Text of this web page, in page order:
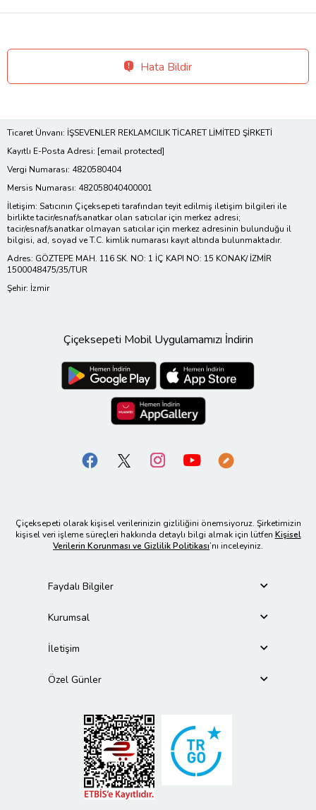
Hata Bildir
Ticaret Ünvanı: İŞSEVENLER REKLAMCILIK TİCARET LİMİTED ŞİRKETİ
Kayıtlı E-Posta Adresi: [email protected]
Vergi Numarası: 4820580404
Mersis Numarası: 482058040400001
İletişim: Satıcının Çiçeksepeti tarafından teyit edilmiş iletişim bilgileri ile
birlikte tacir/esnaf/sanatkar olan satıcılar için merkez adresi;
tacir/esnaf/sanatkar olmayan satıcılar için merkez adresinin bulunduğu il
bilgisi, ad, soyad ve T.C. kimlik numarası kayıt altında bulunmaktadır.
Adres: GÖZTEPE MAH. 116 SK. NO: 1 İÇ KAPI NO: 15 KONAK/ İZMİR
1500048475/35/TUR
Şehir: İzmir
Çiçeksepeti Mobil Uygulamamızı İndirin
Çiçeksepeti olarak kişisel verilerinizin gizliliğini önemsiyoruz. Şirketimizin
kişisel veri işleme süreçleri hakkında detaylı bilgi almak için lütfen Kişisel
Verilerin Korunması ve Gizlilik Politikası’nı inceleyiniz.
Faydalı Bilgiler
Kurumsal
İletişim
Özel Günler